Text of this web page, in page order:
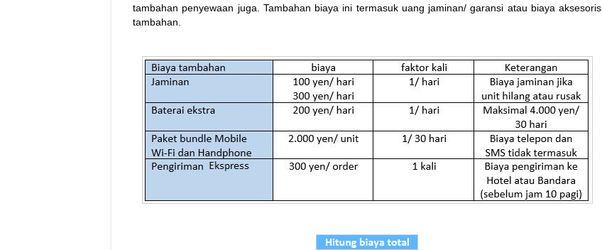
tambahan penyewaan juga. Tambahan biaya ini termasuk uang jaminan/ garansi atau biaya aksesoris
tambahan.